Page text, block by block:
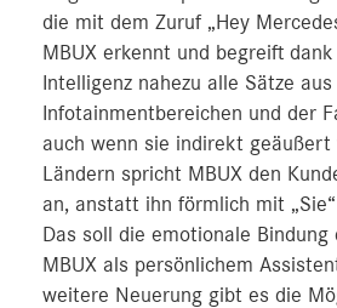
die mit dem Zuruf „Hey
MBUX erkennt und begreift
Intelligenz nahezu alle Sätze aus
Infotainmentbereichen und der
auch wenn sie indirekt geäußert
Ländern spricht MBUX den
an, anstatt ihn förmlich mit
Das soll die emotionale Bindung
MBUX als persönlichem
weitere Neuerung gibt es die